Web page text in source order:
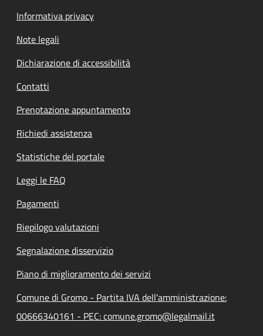
Informativa privacy
Note legali
Dichiarazione di accessibilità
Contatti
Prenotazione appuntamento
Richiedi assistenza
Statistiche del portale
Leggi le FAQ
Pagamenti
Riepilogo valutazioni
Segnalazione disservizio
Piano di miglioramento dei servizi
Comune di Gromo - Partita IVA dell'amministrazione:
00666340161 - PEC: comune.gromo@legalmail.it